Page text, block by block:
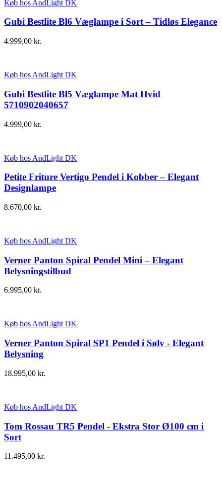
Køb hos AndLight DK
Gubi Bestlite Bl6 Væglampe i Sort – Tidløs Elegance
4.999,00 kr.
Køb hos AndLight DK
Gubi Bestlite Bl5 Væglampe Mat Hvid
5710902040657
4.999,00 kr.
Køb hos AndLight DK
Petite Friture Vertigo Pendel i Kobber – Elegant
Designlampe
8.670,00 kr.
Køb hos AndLight DK
Verner Panton Spiral Pendel Mini – Elegant
Belysningstilbud
6.995,00 kr.
Køb hos AndLight DK
Verner Panton Spiral SP1 Pendel i Sølv - Elegant
Belysning
18.995,00 kr.
Køb hos AndLight DK
Tom Rossau TR5 Pendel - Ekstra Stor Ø100 cm i
Sort
11.495,00 kr.